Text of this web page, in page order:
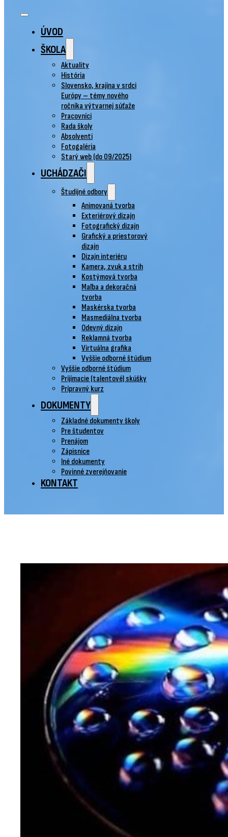
ÚVOD
ŠKOLA
Aktuality
História
Slovensko, krajina v srdci
Európy – témy nového
ročníka výtvarnej súťaže
Pracovníci
Rada školy
Absolventi
Fotogaléria
Starý web (do 09/2025)
UCHÁDZAČI
Študijné odbory
Animovaná tvorba
Exteriérový dizajn
Fotografický dizajn
Grafický a priestorový
dizajn
Dizajn interiéru
Kamera, zvuk a strih
Kostýmová tvorba
Maľba a dekoračná
tvorba
Maskérska tvorba
Masmediálna tvorba
Odevný dizajn
Reklamná tvorba
Virtuálna grafika
Vyššie odborné štúdium
Vyššie odborné štúdium
Prijímacie (talentové) skúšky
Prípravný kurz
DOKUMENTY
Základné dokumenty školy
Pre študentov
Prenájom
Zápisnice
Iné dokumenty
Povinné zverejňovanie
KONTAKT